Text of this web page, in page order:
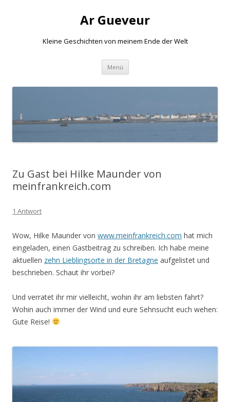
Ar Gueveur
Kleine Geschichten von meinem Ende der Welt
Menü Springe
Inhalt
Zu Gast bei Hilke Maunder von
meinfrankreich.com
1 Antwort
Wow, Hilke Maunder von www.meinfrankreich.com hat mich
eingeladen, einen Gastbeitrag zu schreiben. Ich habe meine
aktuellen zehn Lieblingsorte in der Bretagne aufgelistet und
beschrieben. Schaut ihr vorbei?
Und verratet ihr mir vielleicht, wohin ihr am liebsten fahrt?
Wohin auch immer der Wind und eure Sehnsucht euch wehen:
Gute Reise!